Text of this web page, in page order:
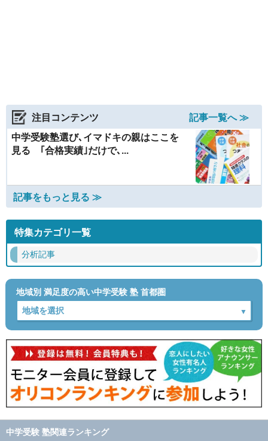
注目コンテンツ
記事一覧へ ≫
中学受験塾選び､イマドキの親はここを
見る ｢合格実績｣だけで､...
記事をもっと見る ≫
特集カテゴリ一覧
分析記事
地域別 満足度の高い中学受験 塾 首都圏
中学受験 塾関連ランキング